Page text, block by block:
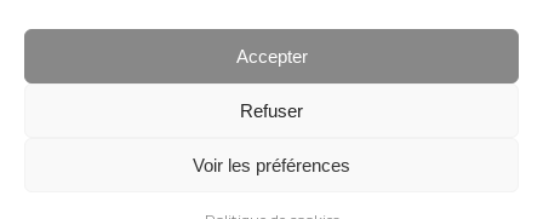
Accepter
Refuser
Voir les préférences